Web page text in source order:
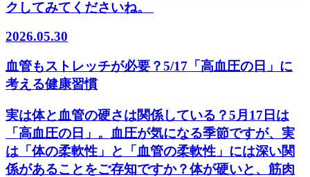
クしてみてくださいね。
2026.05.30
血管もストレッチが必要？5/17「高血圧の日」に
考える健康習慣
実は体と血管の硬さは関係している？5月17日は
「高血圧の日」。血圧が気になる季節ですが、実
は「体の柔軟性」と「血管の柔軟性」には深い関
係があることをご存知ですか？体が硬いと、筋肉